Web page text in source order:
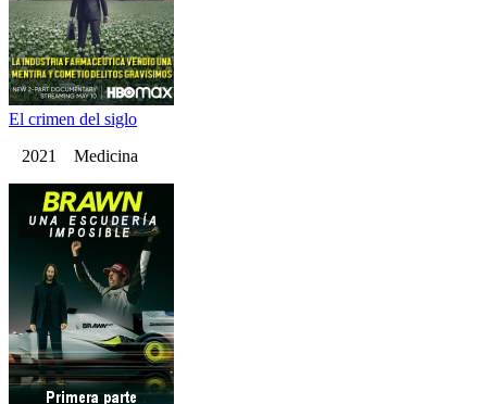
El crimen del siglo
2021 Medicina